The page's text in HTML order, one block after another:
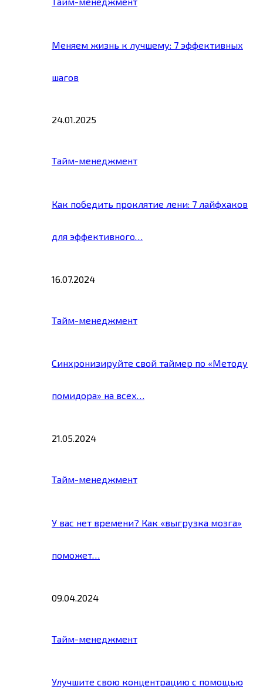
Меняем жизнь к лучшему: 7 эффективных
шагов
24.01.2025
Тайм-менеджмент
Как победить проклятие лени: 7 лайфхаков
для эффективного…
16.07.2024
Тайм-менеджмент
Синхронизируйте свой таймер по «Методу
помидора» на всех…
21.05.2024
Тайм-менеджмент
У вас нет времени? Как «выгрузка мозга»
поможет…
09.04.2024
Тайм-менеджмент
Улучшите свою концентрацию с помощью